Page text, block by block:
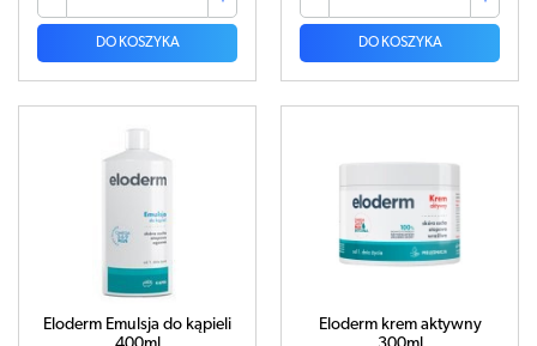
DO KOSZYKA DO KOSZYKA
Eloderm Emulsja do kąpieli
Eloderm krem aktywny